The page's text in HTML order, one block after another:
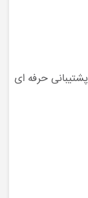
پشتیبانی حرفه ای